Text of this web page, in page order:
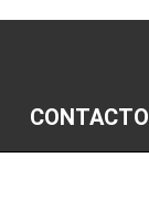
CONTACTO